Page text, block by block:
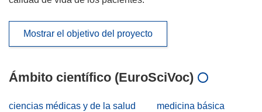
Mostrar el objetivo del proyecto
Ámbito científico (EuroSciVoc)
ciencias médicas y de la salud
medicina básica